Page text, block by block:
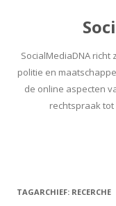
SocialMediaDNA
politie en
de online aspecten
rechtspraak
TAGARCHIEF: RECERCHE